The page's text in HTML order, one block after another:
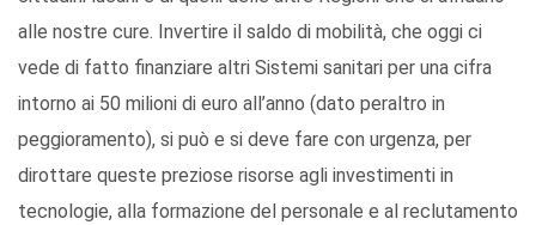
alle nostre cure. Invertire il saldo di mobilità, che oggi ci
vede di fatto finanziare altri Sistemi sanitari per una cifra
intorno ai 50 milioni di euro all’anno (dato peraltro in
peggioramento), si può e si deve fare con urgenza, per
dirottare queste preziose risorse agli investimenti in
tecnologie, alla formazione del personale e al reclutamento